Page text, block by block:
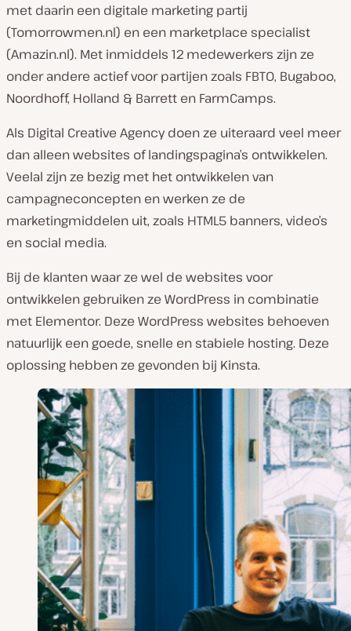
met daarin een digitale marketing partij
(Tomorrowmen.nl) en een marketplace specialist
(Amazin.nl). Met inmiddels 12 medewerkers zijn ze
onder andere actief voor partijen zoals FBTO, Bugaboo,
Noordhoff, Holland & Barrett en FarmCamps.
Als Digital Creative Agency doen ze uiteraard veel meer
dan alleen websites of landingspagina’s ontwikkelen.
Veelal zijn ze bezig met het ontwikkelen van
campagneconcepten en werken ze de
marketingmiddelen uit, zoals HTML5 banners, video’s
en social media.
Bij de klanten waar ze wel de websites voor
ontwikkelen gebruiken ze WordPress in combinatie
met Elementor. Deze WordPress websites behoeven
natuurlijk een goede, snelle en stabiele hosting. Deze
oplossing hebben ze gevonden bij Kinsta.